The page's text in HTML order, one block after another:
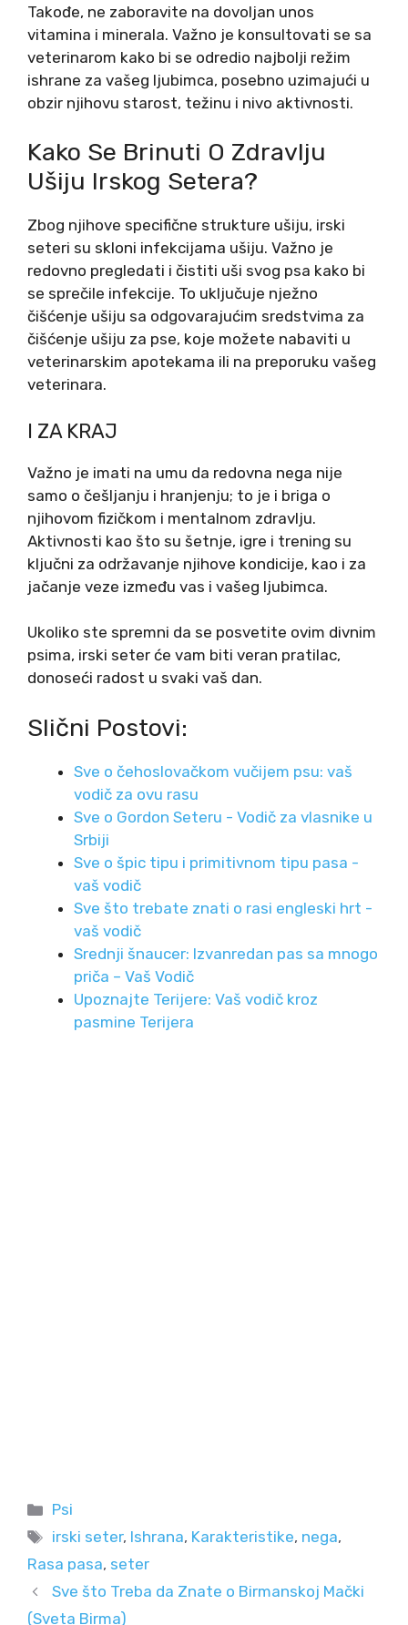
Takođe, ne zaboravite na dovoljan unos
vitamina i minerala. Važno je konsultovati se sa
veterinarom kako bi se odredio najbolji režim
ishrane za vašeg ljubimca, posebno uzimajući u
obzir njihovu starost, težinu i nivo aktivnosti.
Kako Se Brinuti O Zdravlju
Ušiju Irskog Setera?
Zbog njihove specifične strukture ušiju, irski
seteri su skloni infekcijama ušiju. Važno je
redovno pregledati i čistiti uši svog psa kako bi
se sprečile infekcije. To uključuje nježno
čišćenje ušiju sa odgovarajućim sredstvima za
čišćenje ušiju za pse, koje možete nabaviti u
veterinarskim apotekama ili na preporuku vašeg
veterinara.
I ZA KRAJ
Važno je imati na umu da redovna nega nije
samo o češljanju i hranjenju; to je i briga o
njihovom fizičkom i mentalnom zdravlju.
Aktivnosti kao što su šetnje, igre i trening su
ključni za održavanje njihove kondicije, kao i za
jačanje veze između vas i vašeg ljubimca.
Ukoliko ste spremni da se posvetite ovim divnim
psima, irski seter će vam biti veran pratilac,
donoseći radost u svaki vaš dan.
Slični Postovi:
Sve o čehoslovačkom vučijem psu: vaš
vodič za ovu rasu
Sve o Gordon Seteru - Vodič za vlasnike u
Srbiji
Sve o špic tipu i primitivnom tipu pasa -
vaš vodič
Sve što trebate znati o rasi engleski hrt -
vaš vodič
Srednji šnaucer: Izvanredan pas sa mnogo
priča – Vaš Vodič
Upoznajte Terijere: Vaš vodič kroz
pasmine Terijera
Categories
Psi
Tags
irski seter, Ishrana, Karakteristike, nega,
Rasa pasa, seter
Sve što Treba da Znate o Birmanskoj Mački
(Sveta Birma)